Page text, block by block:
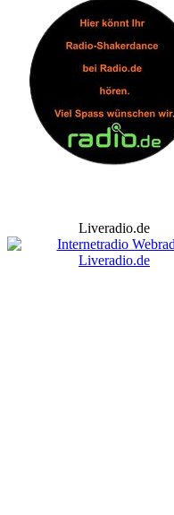
Liveradio.de